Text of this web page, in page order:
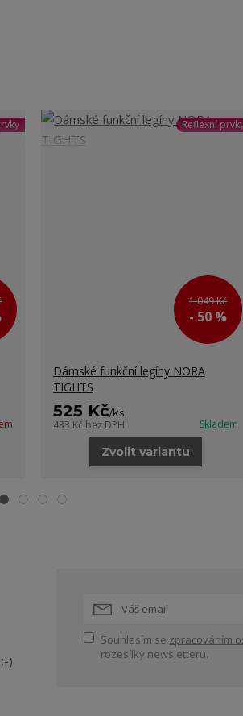
Reflexní
1 049 Kč
- 50 %
Dámské funkční legíny NORA
TIGHTS
525 Kč/ks
433 Kč bez DPH Skladem
Zvolit variantu
)
Souhlasím se zpracováním
rozesílky newsletteru.